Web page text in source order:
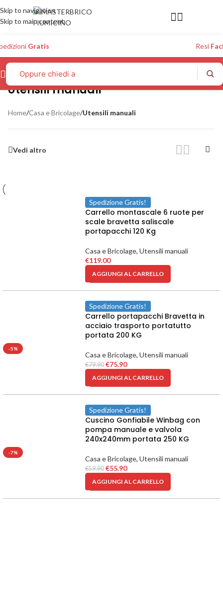
Skip to navigation
Skip to main content
Gratis Resi
Utensili manuali
Home/Casa e Bricolage/Utensili manuali
Vedi altro
Spedizione Gratis!
Carrello montascale 6 ruote per
scale bravetta saliscale
portapacchi 120 Kg
Casa e Bricolage, Utensili manuali
€119.00
AGGIUNGI AL CARRELLO
-5%
Spedizione Gratis!
Carrello portapacchi Bravetta in
acciaio trasporto portatutto
portata 200 KG
Casa e Bricolage, Utensili manuali
€79.90 €75.90
AGGIUNGI AL CARRELLO
-7%
Spedizione Gratis!
Cuscino Gonfiabile Winbag con
pompa manuale e valvola
240x240mm portata 250 KG
Casa e Bricolage, Utensili manuali
€59.90 €55.90
AGGIUNGI AL CARRELLO